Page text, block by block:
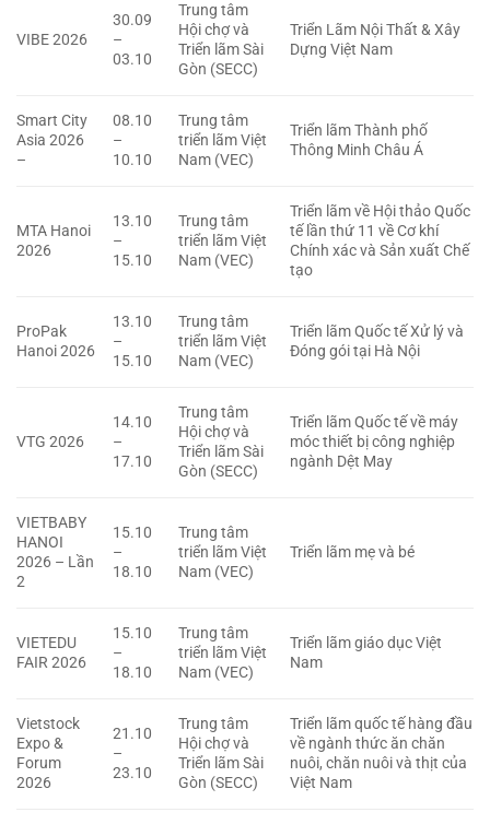
VIBE 2026
30.09
–
03.10
Trung tâm
Hội chợ và
Triển lãm Sài
Gòn (SECC)
Triển Lãm Nội Thất & Xây
Dựng Việt Nam
Smart City
Asia 2026
–
08.10
–
10.10
Trung tâm
triển lãm Việt
Nam (VEC)
Triển lãm Thành phố
Thông Minh Châu Á
MTA Hanoi
2026
13.10
–
15.10
Trung tâm
triển lãm Việt
Nam (VEC)
Triển lãm về Hội thảo Quốc
tế lần thứ 11 về Cơ khí
Chính xác và Sản xuất Chế
tạo
ProPak
Hanoi 2026
13.10
–
15.10
Trung tâm
triển lãm Việt
Nam (VEC)
Triển lãm Quốc tế Xử lý và
Đóng gói tại Hà Nội
VTG 2026
14.10
–
17.10
Trung tâm
Hội chợ và
Triển lãm Sài
Gòn (SECC)
Triển lãm Quốc tế về máy
móc thiết bị công nghiệp
ngành Dệt May
VIETBABY
HANOI
2026 – Lần
2
15.10
–
18.10
Trung tâm
triển lãm Việt
Nam (VEC)
Triển lãm mẹ và bé
VIETEDU
FAIR 2026
15.10
–
18.10
Trung tâm
triển lãm Việt
Nam (VEC)
Triển lãm giáo dục Việt
Nam
Vietstock
Expo &
Forum
2026
21.10
–
23.10
Trung tâm
Hội chợ và
Triển lãm Sài
Gòn (SECC)
Triển lãm quốc tế hàng đầu
về ngành thức ăn chăn
nuôi, chăn nuôi và thịt của
Việt Nam